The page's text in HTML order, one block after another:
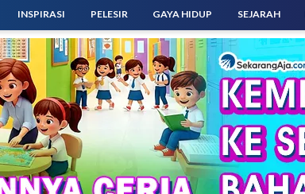
INSPIRASI PELESIR GAYA HIDUP SEJARAH